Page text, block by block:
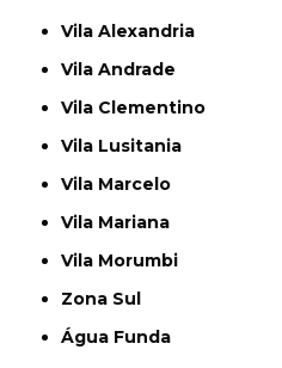
Vila Alexandria
Vila Andrade
Vila Clementino
Vila Lusitania
Vila Marcelo
Vila Mariana
Vila Morumbi
Zona Sul
Água Funda